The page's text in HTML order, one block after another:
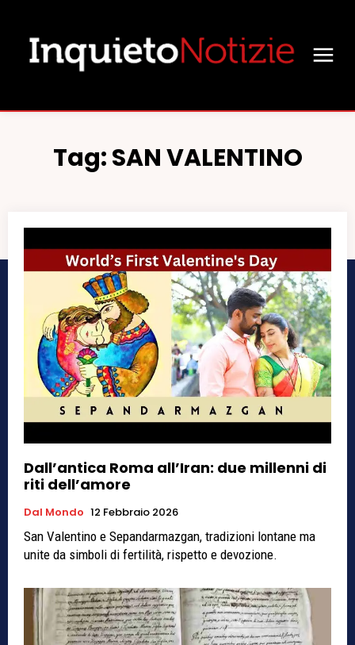
Tag:SAN VALENTINO
Dall’antica Roma all’Iran: due millenni di
riti dell’amore
Dal Mondo 12 Febbraio 2026
San Valentino e Sepandarmazgan, tradizioni lontane ma
unite da simboli di fertilità, rispetto e devozione.